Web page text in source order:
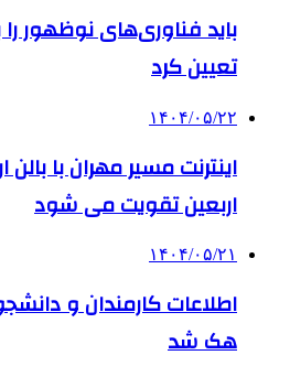
باید فناوری‌های نوظهور
تعیین کرد
۱۴۰۴/۰۵/۲۲
اینترنت مسیر مهران با بالن
اربعین تقویت می شود
۱۴۰۴/۰۵/۲۱
اطلاعات کارمندان و
هک شد